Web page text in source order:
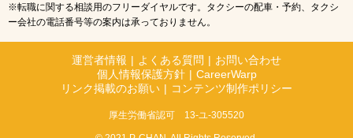
※転職に関する相談用のフリーダイヤルです。タクシーの配車・予約、タクシ
ー会社の電話番号等の案内は承っておりません。
運営者情報 | よくある質問 | お問い合わせ
個人情報保護方針 | CareerWarp
リンク掲載のお願い | コンテンツ制作ポリシー
厚生労働省認可 13-ユ-305520